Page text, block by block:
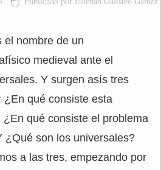
el nombre de un
medieval ante el
Y surgen asís tres
¿En qué consiste esta
qué consiste el problema
¿Qué son los universales?
a las tres, empezando por